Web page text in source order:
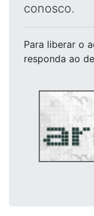
conosco.
Para liberar o
responda ao